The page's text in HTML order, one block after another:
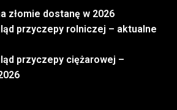
złomie dostanę w 2026
przyczepy rolniczej – aktualne
przyczepy ciężarowej –